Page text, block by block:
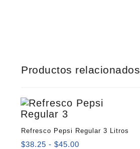
Productos relacionados
Refresco Pepsi Regular 3 Litros
$38.25 - $45.00